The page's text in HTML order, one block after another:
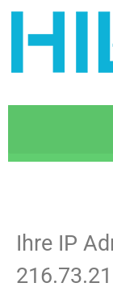
Ihre IP